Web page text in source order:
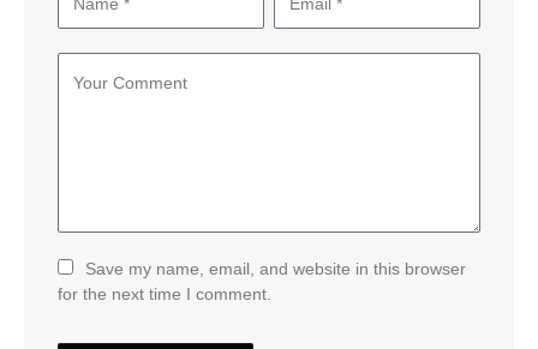
Save my name, email, and website in this browser
for the next time I comment.